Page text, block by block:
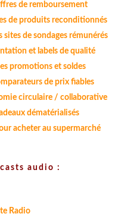
de remboursement
de produits reconditionnés
sites de sondages rémunérés
et labels de qualité
promotions et soldes
de prix fiables
circulaire / collaborative
dématérialisés
acheter au supermarché
audio :
Radio